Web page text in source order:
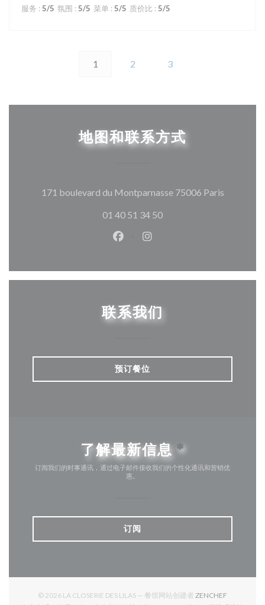
服务 : 5/5 氛围 : 5/5 菜单 : 5/5 质价比 : 5/5
1 2 3
地图和联系方式
171 boulevard du Montparnasse 75006 Paris((在新窗
01 40 51 34 50
Facebook ((在新窗口中打开))
Instagram ((在新窗口中
联系我们
预订餐位
了解最新信息 *
订阅我们的时事通讯，通过电子邮件接收我们的个性化通讯和营销优
惠。
订阅
© 2026 LA CLOSERIE DES LILAS — 餐馆网站创建者 ZENCHEF